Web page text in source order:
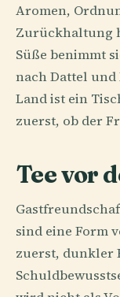
Aromen,
Zurückhaltung
Süße benimmt
nach Dattel und
Land ist ein
zuerst, ob der
Tee vor
sind eine Form
zuerst, dunkler